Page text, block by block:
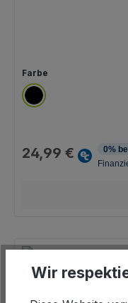
Farbe
schwarz
24,99 €
Wir